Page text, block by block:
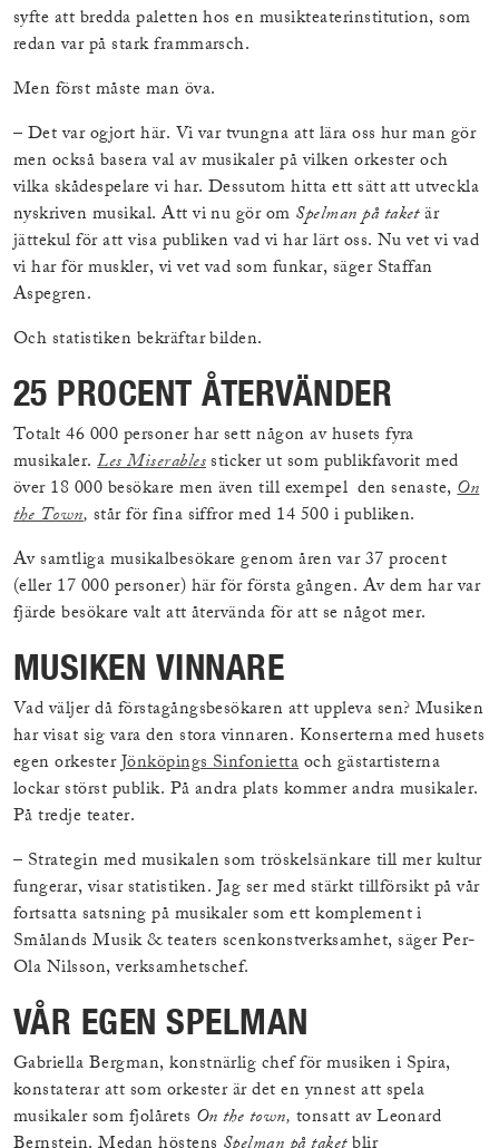
syfte att bredda paletten hos en musikteaterinstitution, som
redan var på stark frammarsch.
Men först måste man öva.
– Det var ogjort här. Vi var tvungna att lära oss hur man gör
men också basera val av musikaler på vilken orkester och
vilka skådespelare vi har. Dessutom hitta ett sätt att utveckla
nyskriven musikal. Att vi nu gör om Spelman på taketär
jättekul för att visa publiken vad vi har lärt oss. Nu vet vi vad
vi har för muskler, vi vet vad som funkar, säger Staffan
Aspegren.
Och statistiken bekräftar bilden.
25 PROCENT ÅTERVÄNDER
Totalt 46 000 personer har sett någon av husets fyra
musikaler.Les Miserablessticker ut som publikfavorit med
över 18 000 besökare men även till exempel den senaste,On
the Town, står för fina siffror med 14 500 i publiken.
Av samtliga musikalbesökare genom åren var 37 procent
(eller 17 000 personer) här för första gången. Av dem har var
fjärde besökare valt att återvända för att se något mer.
MUSIKEN VINNARE
Vad väljer då förstagångsbesökaren att uppleva sen? Musiken
har visat sig vara den stora vinnaren. Konserterna med husets
egen orkesterJönköpings Sinfoniettaoch gästartisterna
lockar störst publik. På andra plats kommer andra musikaler.
På tredje teater.
– Strategin med musikalen som tröskelsänkare till mer kultur
fungerar, visar statistiken. Jag ser med stärkt tillförsikt på vår
fortsatta satsning på musikaler som ett komplement i
Smålands Musik & teaters scenkonstverksamhet, säger Per-
Ola Nilsson, verksamhetschef.
VÅR EGEN SPELMAN
Gabriella Bergman, konstnärlig chef för musiken i Spira,
konstaterar att som orkester är det en ynnest att spela
musikaler som fjolårets On the town, tonsatt av Leonard